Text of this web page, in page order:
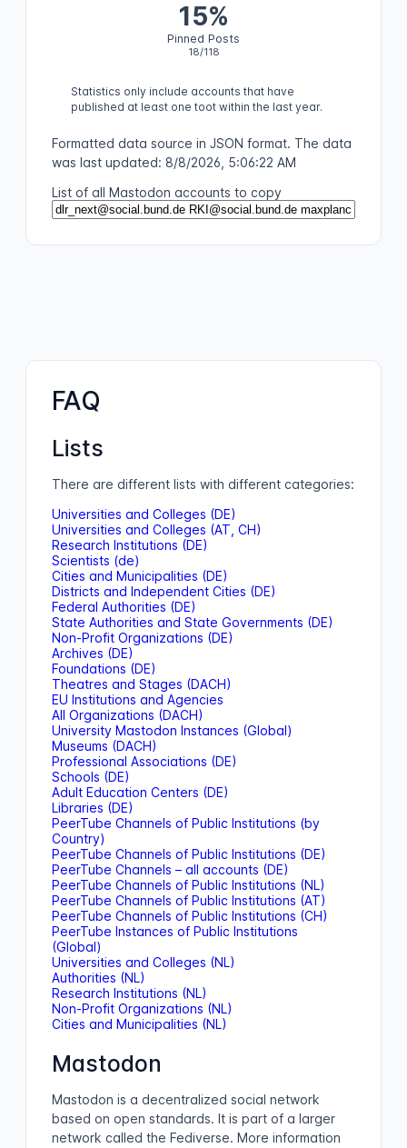
15%
Pinned Posts
18/118
Statistics only include accounts that have
published at least one toot within the last year.
Formatted data source in JSON format. The data
was last updated: 8/8/2026, 5:06:22 AM
List of all Mastodon accounts to copy
FAQ
Lists
There are different lists with different categories:
Universities and Colleges (DE)
Universities and Colleges (AT, CH)
Research Institutions (DE)
Scientists (de)
Cities and Municipalities (DE)
Districts and Independent Cities (DE)
Federal Authorities (DE)
State Authorities and State Governments (DE)
Non-Profit Organizations (DE)
Archives (DE)
Foundations (DE)
Theatres and Stages (DACH)
EU Institutions and Agencies
All Organizations (DACH)
University Mastodon Instances (Global)
Museums (DACH)
Professional Associations (DE)
Schools (DE)
Adult Education Centers (DE)
Libraries (DE)
PeerTube Channels of Public Institutions (by
Country)
PeerTube Channels of Public Institutions (DE)
PeerTube Channels – all accounts (DE)
PeerTube Channels of Public Institutions (NL)
PeerTube Channels of Public Institutions (AT)
PeerTube Channels of Public Institutions (CH)
PeerTube Instances of Public Institutions
(Global)
Universities and Colleges (NL)
Authorities (NL)
Research Institutions (NL)
Non-Profit Organizations (NL)
Cities and Municipalities (NL)
Mastodon
Mastodon is a decentralized social network
based on open standards. It is part of a larger
network called the Fediverse. More information